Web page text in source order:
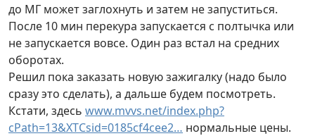
до МГ может заглохнуть и затем не запуститься.
После 10 мин перекура запускается с полтычка или
не запускается вовсе. Один раз встал на средних
оборотах.
Решил пока заказать новую зажигалку (надо было
сразу это сделать), а дальше будем посмотреть.
Кстати, здесь www.mvvs.net/index.php?
cPath=13&XTCsid=0185cf4cee2… нормальные цены.